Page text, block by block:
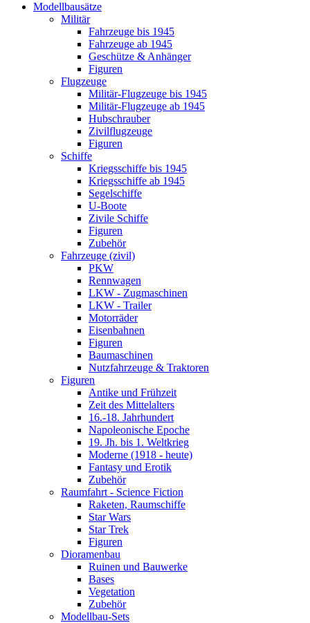
Modellbausätze
Militär
Fahrzeuge bis 1945
Fahrzeuge ab 1945
Geschütze & Anhänger
Figuren
Flugzeuge
Militär-Flugzeuge bis 1945
Militär-Flugzeuge ab 1945
Hubschrauber
Zivilflugzeuge
Figuren
Schiffe
Kriegsschiffe bis 1945
Kriegsschiffe ab 1945
Segelschiffe
U-Boote
Zivile Schiffe
Figuren
Zubehör
Fahrzeuge (zivil)
PKW
Rennwagen
LKW - Zugmaschinen
LKW - Trailer
Motorräder
Eisenbahnen
Figuren
Baumaschinen
Nutzfahrzeuge & Traktoren
Figuren
Antike und Frühzeit
Zeit des Mittelalters
16.-18. Jahrhundert
Napoleonische Epoche
19. Jh. bis 1. Weltkrieg
Moderne (1918 - heute)
Fantasy und Erotik
Zubehör
Raumfahrt - Science Fiction
Raketen, Raumschiffe
Star Wars
Star Trek
Figuren
Dioramenbau
Ruinen und Bauwerke
Bases
Vegetation
Zubehör
Modellbau-Sets